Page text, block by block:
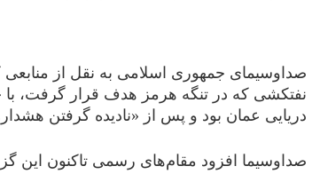
صداوسیمای جمهوری اسلامی به نقل از منابعی
نفتکشی که در تنگه هرمز هدف قرار گرفت، با
دریایی عمان بود و پس از «نادیده گرفتن
صداوسیما افزود مقام‌های رسمی تاکنون این